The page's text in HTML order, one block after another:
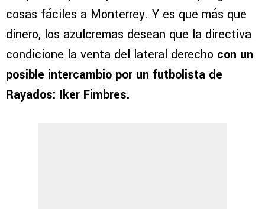
cosas fáciles a Monterrey. Y es que más que
dinero, los azulcremas desean que la directiva
condicione la venta del lateral derecho con un
posible intercambio por un futbolista de
Rayados: Iker Fimbres.